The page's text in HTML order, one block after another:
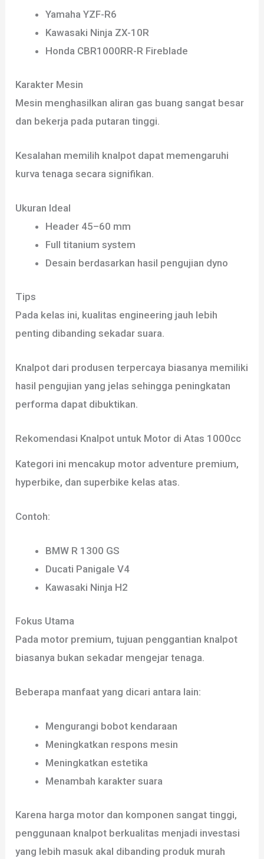
Yamaha YZF-R6
Kawasaki Ninja ZX-10R
Honda CBR1000RR-R Fireblade
Karakter Mesin
Mesin menghasilkan aliran gas buang sangat besar
dan bekerja pada putaran tinggi.
Kesalahan memilih knalpot dapat memengaruhi
kurva tenaga secara signifikan.
Ukuran Ideal
Header 45–60 mm
Full titanium system
Desain berdasarkan hasil pengujian dyno
Tips
Pada kelas ini, kualitas engineering jauh lebih
penting dibanding sekadar suara.
Knalpot dari produsen terpercaya biasanya memiliki
hasil pengujian yang jelas sehingga peningkatan
performa dapat dibuktikan.
Rekomendasi Knalpot untuk Motor di Atas 1000cc
Kategori ini mencakup motor adventure premium,
hyperbike, dan superbike kelas atas.
Contoh:
BMW R 1300 GS
Ducati Panigale V4
Kawasaki Ninja H2
Fokus Utama
Pada motor premium, tujuan penggantian knalpot
biasanya bukan sekadar mengejar tenaga.
Beberapa manfaat yang dicari antara lain:
Mengurangi bobot kendaraan
Meningkatkan respons mesin
Meningkatkan estetika
Menambah karakter suara
Karena harga motor dan komponen sangat tinggi,
penggunaan knalpot berkualitas menjadi investasi
yang lebih masuk akal dibanding produk murah